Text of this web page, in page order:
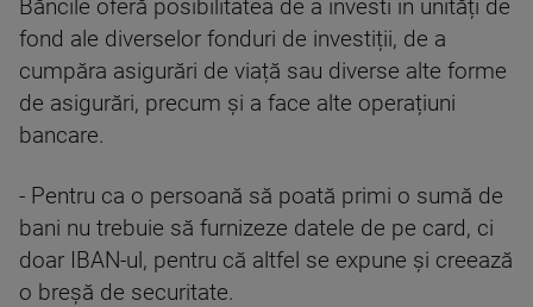
Băncile oferă posibilitatea de a investi în unități de
fond ale diverselor fonduri de investiții, de a
cumpăra asigurări de viață sau diverse alte forme
de asigurări, precum și a face alte operațiuni
bancare.
- Pentru ca o persoană să poată primi o sumă de
bani nu trebuie să furnizeze datele de pe card, ci
doar IBAN-ul, pentru că altfel se expune și creează
o breșă de securitate.